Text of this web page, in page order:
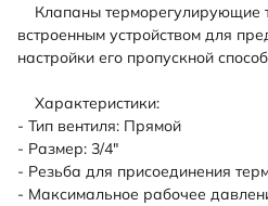
Клапаны терморегулирующие
встроенным устройством для
настройки его пропускной
Характеристики:
- Тип вентиля: Прямой
- Размер: 3/4"
- Резьба для присоединения
- Максимальное рабочее